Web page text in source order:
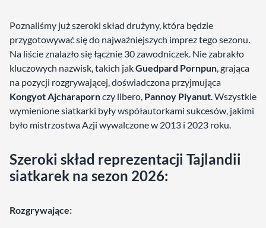
Poznaliśmy już szeroki skład drużyny, która będzie
przygotowywać się do najważniejszych imprez tego sezonu.
Na liście znalazło się łącznie 30 zawodniczek. Nie zabrakło
kluczowych nazwisk, takich jakGuedpard Pornpun, grająca
na pozycji rozgrywającej, doświadczona przyjmująca
Kongyot Ajcharapornczy libero, Pannoy Piyanut. Wszystkie
wymienione siatkarki były współautorkami sukcesów, jakimi
było mistrzostwa Azji wywalczone w 2013 i 2023 roku.
Szeroki skład reprezentacji Tajlandii
siatkarek na sezon 2026:
Rozgrywające: